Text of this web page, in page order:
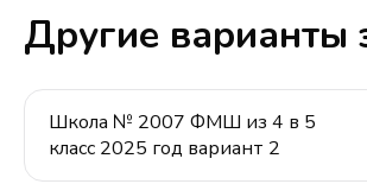
Другие варианты
Школа № 2007 ФМШ из 4 в 5
класс 2025 год вариант 2